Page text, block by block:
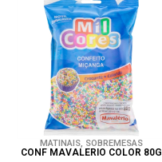
MATINAIS, SOBREMESAS
CONF MAVALERIO COLOR 80G